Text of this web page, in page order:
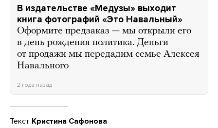
В издательстве «Медузы» выходит
книга фотографий «Это Навальный»
Оформите предзаказ — мы открыли его
в день рождения политика. Деньги
от продажи мы передадим семье Алексея
Навального
2 года назад
Текст Кристина Сафонова